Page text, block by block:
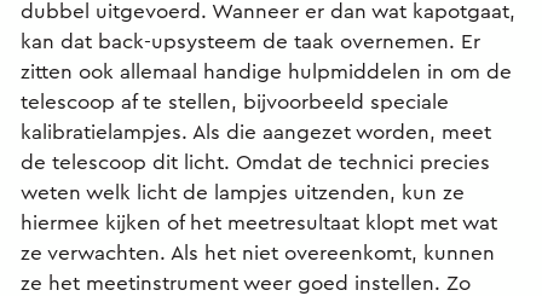
dubbel uitgevoerd. Wanneer er dan wat kapotgaat,
kan dat back-upsysteem de taak overnemen. Er
zitten ook allemaal handige hulpmiddelen in om de
telescoop af te stellen, bijvoorbeeld speciale
kalibratielampjes. Als die aangezet worden, meet
de telescoop dit licht. Omdat de technici precies
weten welk licht de lampjes uitzenden, kun ze
hiermee kijken of het meetresultaat klopt met wat
ze verwachten. Als het niet overeenkomt, kunnen
ze het meetinstrument weer goed instellen. Zo